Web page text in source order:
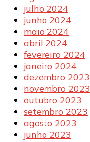
julho 2024
junho 2024
maio 2024
abril 2024
fevereiro 2024
janeiro 2024
dezembro 2023
novembro 2023
outubro 2023
setembro 2023
agosto 2023
junho 2023